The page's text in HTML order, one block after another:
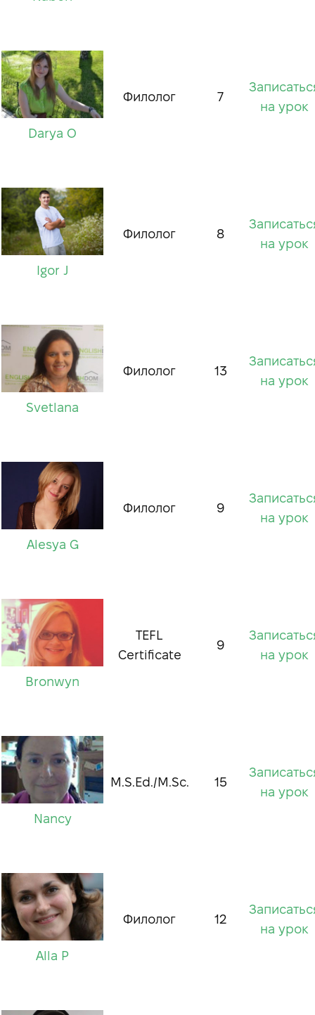
Darya O
Филолог 7
на урок
Igor J
Филолог 8
на урок
Svetlana
Филолог 13
на урок
Alesya G
Филолог 9
на урок
Bronwyn
TEFL
Certificate
9
на урок
Nancy
M.S.Ed./M.Sc. 15
на урок
Alla P
Филолог 12
на урок